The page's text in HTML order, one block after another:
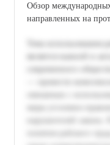
Обзор
направленных на